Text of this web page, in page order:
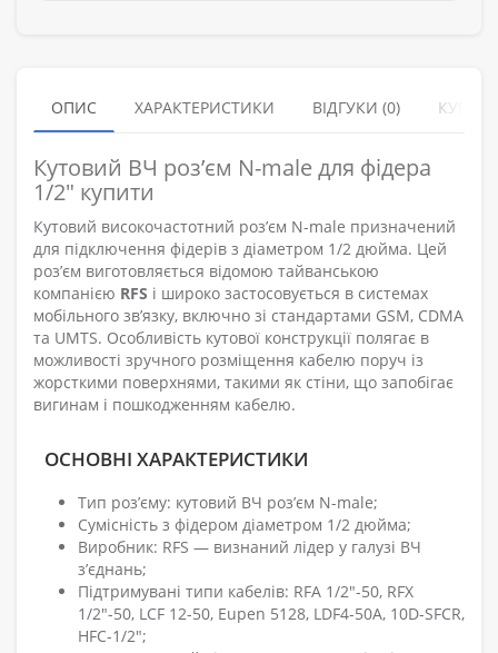
ОПИС ХАРАКТЕРИСТИКИ ВІДГУКИ (0)
Кутовий ВЧ роз’єм N-male для фідера
1/2" купити
Кутовий високочастотний роз’єм N-male призначений
для підключення фідерів з діаметром 1/2 дюйма. Цей
роз’єм виготовляється відомою тайванською
компанією RFS і широко застосовується в системах
мобільного зв’язку, включно зі стандартами GSM, CDMA
та UMTS. Особливість кутової конструкції полягає в
можливості зручного розміщення кабелю поруч із
жорсткими поверхнями, такими як стіни, що запобігає
вигинам і пошкодженням кабелю.
ОСНОВНІ ХАРАКТЕРИСТИКИ
Тип роз’єму: кутовий ВЧ роз’єм N-male;
Сумісність з фідером діаметром 1/2 дюйма;
Виробник: RFS — визнаний лідер у галузі ВЧ
з’єднань;
Підтримувані типи кабелів: RFA 1/2"-50, RFX
1/2"-50, LCF 12-50, Eupen 5128, LDF4-50A, 10D-SFCR,
HFC-1/2″;